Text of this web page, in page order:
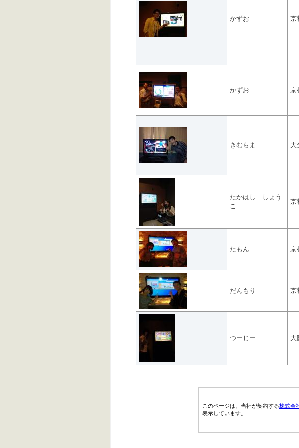
かずお 京
かずお 京
きむらま 大
たかはし しょう
こ
京
たもん 京
だんもり 京
つーじー 大
このページは、当社が契約する株式会
表示しています。